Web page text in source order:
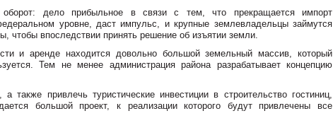
дело прибыльное в связи с тем, что прекращается импорт
уровне, даст импульс, и крупные землевладельцы займутся
чтобы впоследствии принять решение об изъятии земли.
и аренде находится довольно большой земельный массив, который
Тем не менее администрация района разрабатывает концепцию
привлечь туристические инвестиции в строительство гостиниц,
большой проект, к реализации которого будут привлечены все